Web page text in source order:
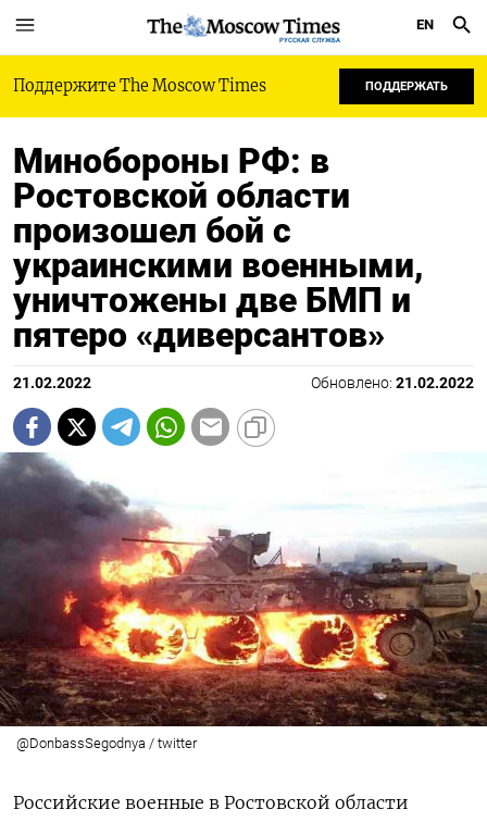
РУССКАЯ СЛУЖБА
EN
Поддержите The Moscow Times ПОДДЕРЖАТЬ
Минобороны РФ: в
Ростовской области
произошел бой с
украинскими военными,
уничтожены две БМП и
пятеро «диверсантов»
21.02.2022 Обновлено: 21.02.2022
@DonbassSegodnya / twitter
Российские военные в Ростовской области